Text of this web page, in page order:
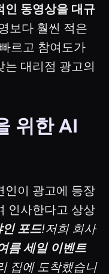
인 동영상을 대규
보다 훨씬 적은
르고 참여도가
대리점 광고의
위한 AI
인이 광고에 등장
인사한다고 상상
인 포드!저희 회사
름 세일 이벤트
집에 도착했습니